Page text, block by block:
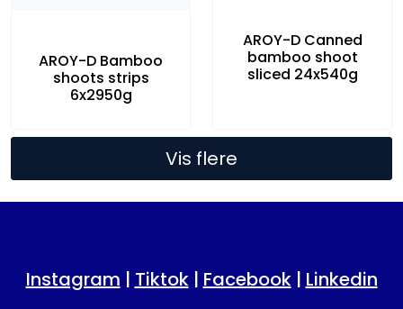
AROY-D Bamboo
shoots strips
6x2950g
AROY-D Canned
bamboo shoot
sliced 24x540g
Vis flere
Instagram | Tiktok| Facebook| Linkedin